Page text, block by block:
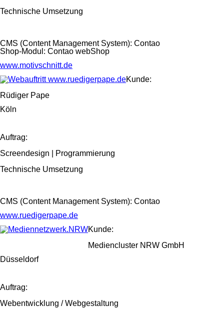
Technische Umsetzung
CMS (Content Management System): Contao
Shop-Modul: Contao webShop
www.motivschnitt.de
Kunde:
Rüdiger Pape
Köln
Auftrag:
Screendesign | Programmierung
Technische Umsetzung
CMS (Content Management System): Contao
www.ruedigerpape.de
Kunde:
Mediencluster NRW GmbH
Düsseldorf
Auftrag:
Webentwicklung / Webgestaltung